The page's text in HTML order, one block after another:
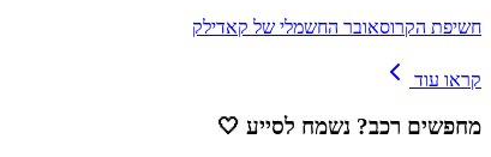
חשיפת הקרוסאובר החשמלי של קאדילק
קראו עוד
מחפשים רכב? נשמח לסייע 🤍